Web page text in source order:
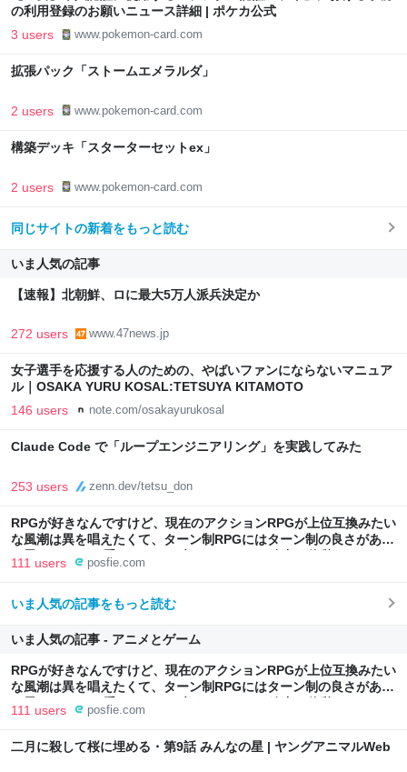
の利用登録のお願いニュース詳細 | ポケカ公式
3 users www.pokemon-card.com
拡張パック「ストームエメラルダ」
2 users www.pokemon-card.com
構築デッキ「スターターセットex」
2 users www.pokemon-card.com
同じサイトの新着をもっと読む
いま人気の記事
【速報】北朝鮮、ロに最大5万人派兵決定か
272 users www.47news.jp
女子選手を応援する人のための、やばいファンにならないマニュア
ル｜OSAKA YURU KOSAL:TETSUYA KITAMOTO
146 users note.com/osakayurukosal
Claude Code で「ループエンジニアリング」を実践してみた
253 users zenn.dev/tetsu_don
RPGが好きなんですけど、現在のアクションRPGが上位互換みたい
な風潮は異を唱えたくて、ターン制RPGにはターン制の良さがある
と思ってます 一手をじっくり考えられたり、途中で休憩したりでき
るのがターン制の良さじゃないですか もっとターン制を煮詰めて欲
(´・ω・｀)」
111 users posfie.com
いま人気の記事をもっと読む
いま人気の記事 - アニメとゲーム
RPGが好きなんですけど、現在のアクションRPGが上位互換みたい
な風潮は異を唱えたくて、ターン制RPGにはターン制の良さがある
と思ってます 一手をじっくり考えられたり、途中で休憩したりでき
るのがターン制の良さじゃないですか もっとターン制を煮詰めて欲
(´・ω・｀)」
111 users posfie.com
二月に殺して桜に埋める・第9話 みんなの星 | ヤングアニマルWeb